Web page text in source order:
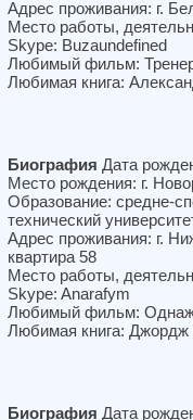
Адрес проживания: г.
Место работы,
Skype: Buzaundefined
Любимый фильм:
Любимая книга:
Биография Дата
Место рождения: г.
Образование: средне-
технический
Адрес проживания: г.
квартира 58
Место работы,
Skype: Anarafym
Любимый фильм:
Любимая книга:
Биография Дата